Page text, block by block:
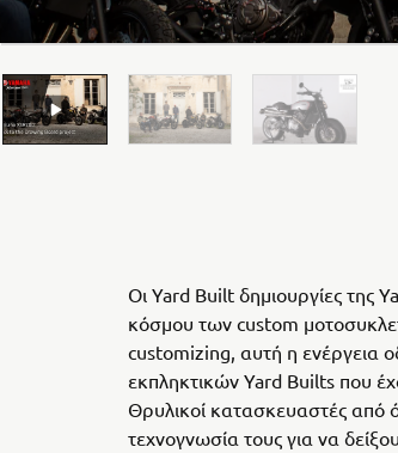
Οι Yard Built δημιουργίες της
κόσμου των custom
customizing, αυτή η ενέργεια
εκπληκτικών Yard Builts που
Θρυλικοί κατασκευαστές από
τεχνογνωσία τους για να